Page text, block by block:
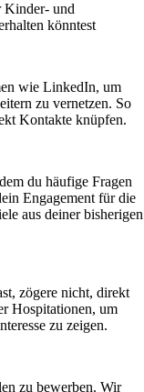
Kinder- und
könntest
wie LinkedIn, um
zu vernetzen. So
Kontakte knüpfen.
du häufige Fragen
Engagement für die
aus deiner bisherigen
zögere nicht, direkt
Hospitationen, um
zu zeigen.
zu bewerben. Wir